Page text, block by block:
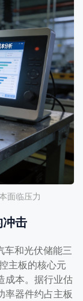
面临压力
冲击
车和光伏储能三
主板的核心元
成本。据行业估
率器件约占主板